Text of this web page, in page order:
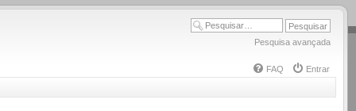
Pesquisa avançada
FAQ
Entrar